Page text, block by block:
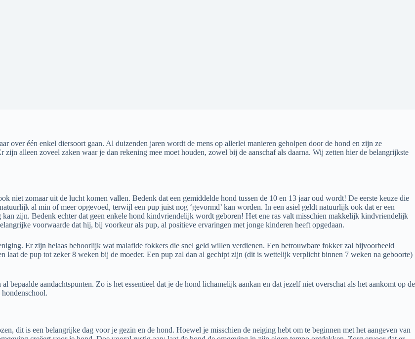
over één enkel diersoort gaan. Al duizenden jaren wordt de mens op allerlei manieren geholpen door de hond en zijn ze
alleen zoveel zaken waar je dan rekening mee moet houden, zowel bij de aanschaf als daarna. Wij zetten hier de belangrijkste
niet zomaar uit de lucht komen vallen. Bedenk dat een gemiddelde hond tussen de 10 en 13 jaar oud wordt! De eerste keuze die
al min of meer opgevoed, terwijl een pup juist nog ‘gevormd’ kan worden. In een asiel geldt natuurlijk ook dat er een
kan zijn. Bedenk echter dat geen enkele hond kindvriendelijk wordt geboren! Het ene ras valt misschien makkelijk kindvriendelijk
voorwaarde dat hij, bij voorkeur als pup, al positieve ervaringen met jonge kinderen heeft opgedaan.
Er zijn helaas behoorlijk wat malafide fokkers die snel geld willen verdienen. Een betrouwbare fokker zal bijvoorbeeld
laat de pup tot zeker 8 weken bij de moeder. Een pup zal dan al gechipt zijn (dit is wettelijk verplicht binnen 7 weken na geboorte)
bepaalde aandachtspunten. Zo is het essentieel dat je de hond lichamelijk aankan en dat jezelf niet overschat als het aankomt op de
dit is een belangrijke dag voor je gezin en de hond. Hoewel je misschien de neiging hebt om te beginnen met het aangeven van